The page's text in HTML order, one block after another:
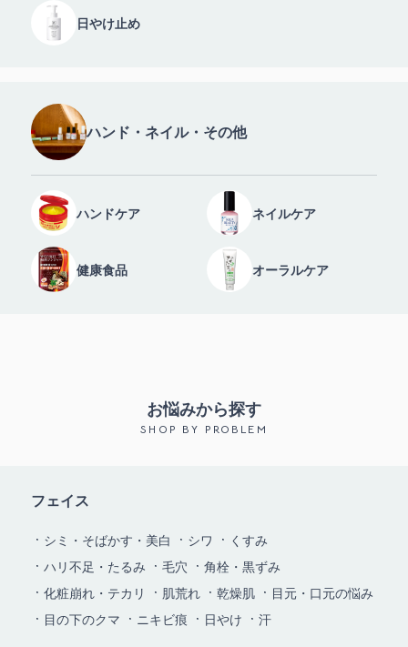
日やけ止め
ハンド・ネイル・その他
ハンドケア ネイルケア
健康食品 オーラルケア
お悩みから探す
SHOP BY PROBLEM
フェイス
シミ・そばかす・美白 シワ
くすみ
ハリ不足・たるみ
毛穴
角栓・黒ずみ
化粧崩れ・テカリ
肌荒れ 乾燥肌
目元・口元の悩み
目の下のクマ
ニキビ痕 日やけ 汗